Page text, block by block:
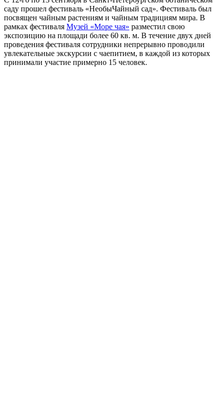
саду прошел фестиваль «НеобыЧайный сад». Фестиваль был
посвящен чайным растениям и чайным традициям мира. В
рамках фестиваля Музей «Море чая» разместил свою
экспозицию на площади более 60 кв. м. В течение двух дней
проведения фестиваля сотрудники непрерывно проводили
увлекательные экскурсии с чаепитием, в каждой из которых
принимали участие примерно 15 человек.